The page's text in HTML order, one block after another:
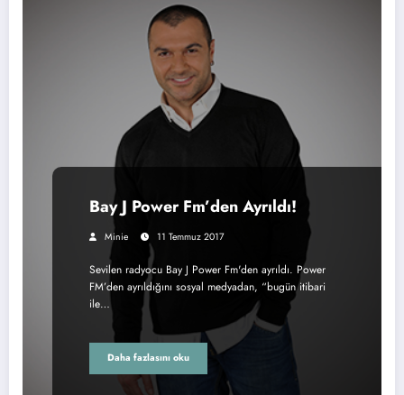
Bay J Power Fm’den Ayrıldı!
Minie 11 Temmuz 2017
Sevilen radyocu Bay J Power Fm'den ayrıldı. Power
FM’den ayrıldığını sosyal medyadan, “bugün itibari
ile…
Daha fazlasını oku